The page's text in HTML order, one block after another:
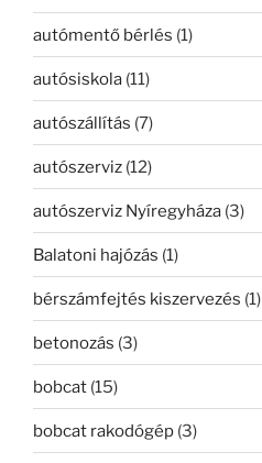
autómentő bérlés (1)
autósiskola (11)
autószállítás (7)
autószerviz (12)
autószerviz Nyíregyháza (3)
Balatoni hajózás (1)
bérszámfejtés kiszervezés (1)
betonozás (3)
bobcat (15)
bobcat rakodógép (3)